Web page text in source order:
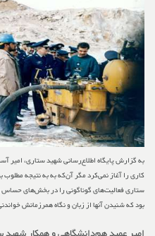
به گزارش پایگاه اطلاع‌رسانی شهید ستاری، امیر
کاری را آغاز نمی‌کرد مگر آن‌که به به نتیجه مطلوب
ستاری فعالیت‌های گوناگونی را در بخش‌های
بود که شنیدن آنها از زبان و نگاه همرزمانش